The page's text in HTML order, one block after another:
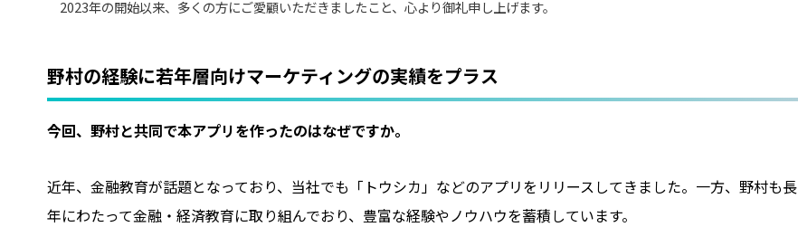
2023年の開始以来、多くの方にご愛顧いただきましたこと、心より御礼申し上げます。
野村の経験に若年層向けマーケティングの実績をプラス
――今回、野村と共同で本アプリを作ったのはなぜですか。
近年、金融教育が話題となっており、当社でも「トウシカ」などのアプリをリリースしてきました。一方、野村も長
年にわたって金融・経済教育に取り組んでおり、豊富な経験やノウハウを蓄積しています。